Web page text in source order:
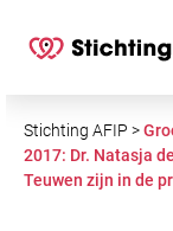
Stichting AFIP >
2017: Dr. Natasja
Teuwen zijn in de